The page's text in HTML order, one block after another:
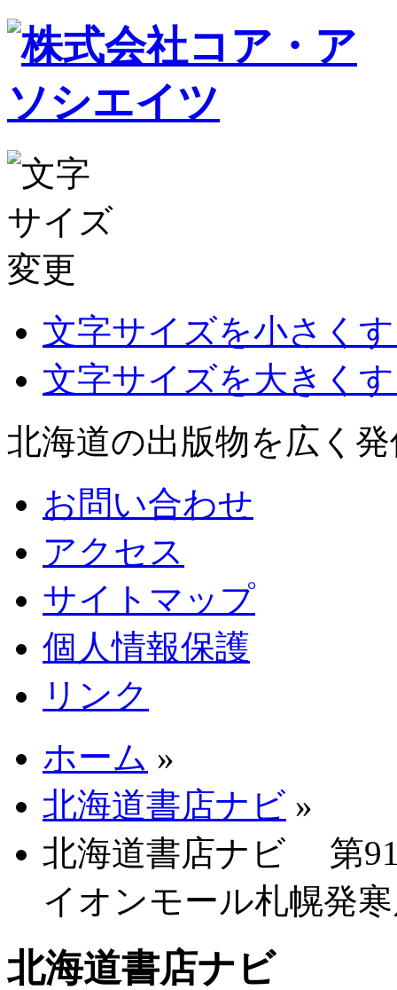
文字サイズを小さく
文字サイズを大きく
北海道の出版物を広く
お問い合わせ
アクセス
サイトマップ
個人情報保護
リンク
ホーム »
北海道書店ナビ »
北海道書店ナビ 第
イオンモール札幌発
北海道書店ナビ